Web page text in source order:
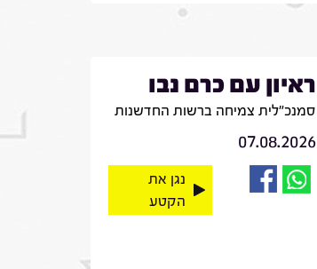
ראיון עם כרם נבו
סמנכ"לית צמיחה ברשות החדשנות
07.08.2026
נגן את
הקטע